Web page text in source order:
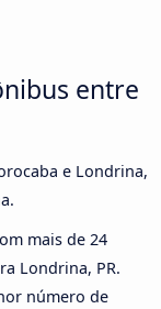
entre
e Londrina,
mais de 24
Londrina, PR.
número de